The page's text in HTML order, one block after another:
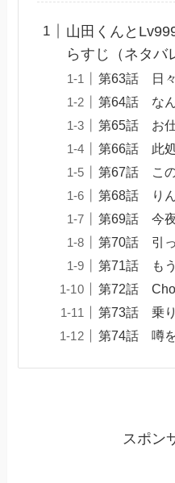
山田くんと
らすじ（ネタバ
第63話 日
第64話 な
第65話 お
第66話 此
第67話 こ
第68話 りん
第69話 今
第70話 引っ
第71話 も
第72話
第73話 乗り
第74話 噂
スポン